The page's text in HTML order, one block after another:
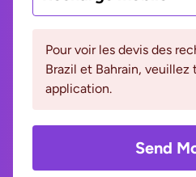
Pour voir les devis des
Brazil et Bahrain,
application.
Send